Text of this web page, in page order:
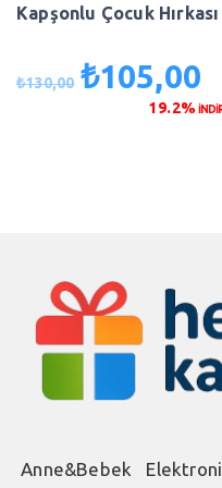
Kapşonlu Çocuk Hırkası
₺130,00 Orijinal
₺105,00
19.2%
Anne&Bebek